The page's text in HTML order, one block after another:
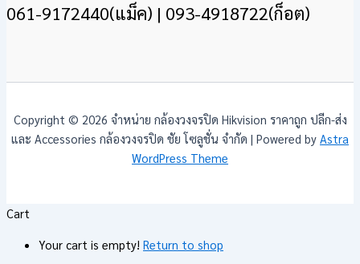
061-9172440(แม็ค) | 093-4918722(ก็อต)
Copyright © 2026 จำหน่าย กล้องวงจรปิด Hikvision ราคาถูก ปลีก-ส่ง
และ Accessories กล้องวงจรปิด ชัย โซลูชั่น จำกัด | Powered by Astra
WordPress Theme
Cart
Your cart is empty! Return to shop